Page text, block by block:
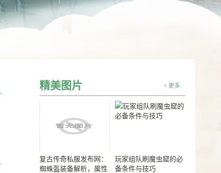
精美图片 + 更多
复古传奇私服发布网：
蜘蛛盔装备解析，属性
玩家组队刷魔虫窟的必
备条件与技巧